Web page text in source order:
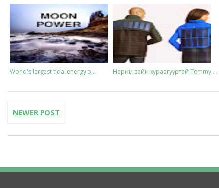
World's largest tidal energy p... Нарны зайн хураагууртай Tommy ...
NEWER POST